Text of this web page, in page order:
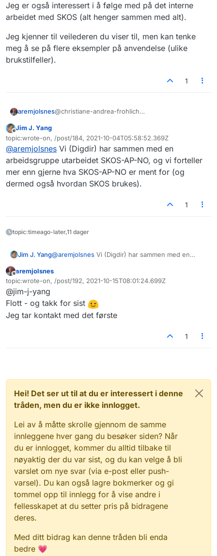
Jeg er også interessert i å følge med på det interne
arbeidet med SKOS (alt henger sammen med alt).
Jeg kjenner til veilederen du viser til, men kan tenke
meg å se på flere eksempler på anvendelse (ulike
brukstilfeller).
1
aremjolsnes@christiane-andrea-frohlich
Vi har et datasett som har et SPARQL-endepunkt,
og den kan kanskje være et utgangspunkt i
arbeidet. Men dette må henge sammen med en
mer overordnet ontologi – og det er der jeg
trenger råd og veiledning (om noen har).
interne arbeidet med SKOS (alt henger sammen
med alt).
Jeg kjenner til veilederen du viser til, men kan
tenke meg å se på flere eksempler på anvendelse
Frakoblet
Jim J. Yang
topic:wrote-on, /post/184, 2021-10-04T05:58:52.369Z
Sist endret av
@aremjolsnes Vi (Digdir) har sammen med en
arbeidsgruppe utarbeidet SKOS-AP-NO, og vi forteller
mer enn gjerne hva SKOS-AP-NO er ment for (og
dermed også hvordan SKOS brukes).
1
topic:timeago-later,11 dager
Jim J. Yang@aremjolsnes Vi (Digdir) har sammen med en
forteller mer enn gjerne hva SKOS-AP-NO er ment
for (og dermed også hvordan SKOS brukes).
Frakoblet
aremjolsnes
topic:wrote-on, /post/192, 2021-10-15T08:01:24.699Z
Sist endret av
@jim-j-yang
Flott - og takk for sist
Jeg tar kontakt med det første
1
Hei! Det ser ut til at du er interessert i denne
tråden, men du er ikke innlogget.
Lei av å måtte skrolle gjennom de samme
innleggene hver gang du besøker siden? Når
du er innlogget, kommer du alltid tilbake til
nøyaktig der du var sist, og du kan velge å bli
varslet om nye svar (via e-post eller push-
varsel). Du kan også lagre bokmerker og gi
tommel opp til innlegg for å vise andre i
fellesskapet at du setter pris på bidragene
deres.
Med ditt bidrag kan denne tråden bli enda
bedre 💗